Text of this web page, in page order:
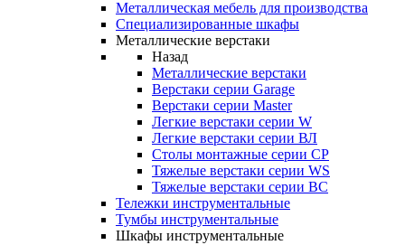
Металлическая мебель для производства
Cпециализированные шкафы
Металлические верстаки
Назад
Металлические верстаки
Верстаки серии Garage
Верстаки серии Master
Легкие верстаки серии W
Легкие верстаки серии ВЛ
Столы монтажные серии СР
Тяжелые верстаки серии WS
Тяжелые верстаки серии ВС
Тележки инструментальные
Тумбы инструментальные
Шкафы инструментальные